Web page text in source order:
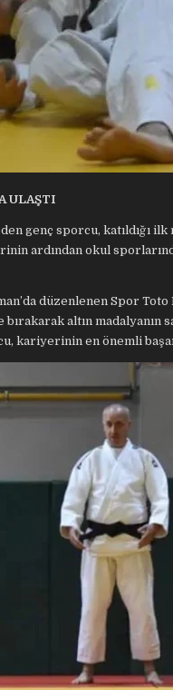
ULAŞTI
genç sporcu, katıldığı
ardından okul
düzenlenen Spor
altın madalyanın
kariyerinin en önemli